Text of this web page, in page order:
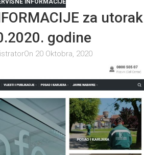
INFORMACIJE
za utorak
godine
On 20 Oktobra, 2020